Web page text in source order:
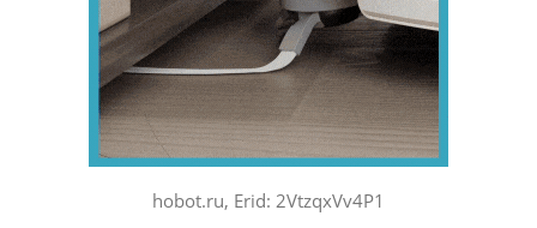
hobot.ru, Erid: 2VtzqxVv4P1